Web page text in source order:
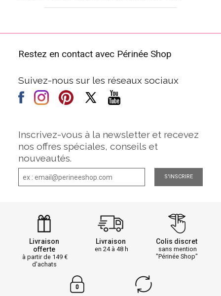
Restez en contact avec Périnée Shop
Suivez-nous sur les réseaux sociaux
Inscrivez-vous à la newsletter et recevez
nos offres spéciales, conseils et
nouveautés.
S'INSCRIRE
Livraison
offerte
à partir de 149
d'achats
Livraison
en 24 à 48 h
Colis discret
sans mention
"Périnée Shop"